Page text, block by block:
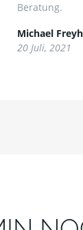
Beratung.
Michael
20 Juli, 2021